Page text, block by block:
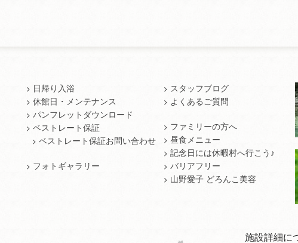
日帰り入浴
休館日・メンテナンス
パンフレットダウンロード
ベストレート保証
ベストレート保証お問い合わせ
フォトギャラリー
スタッフブログ
よくあるご質問
ファミリーの方へ
昼食メニュー
記念日には休暇村へ行こう♪
バリアフリー
山野愛子 どろんこ美容
施設詳細に